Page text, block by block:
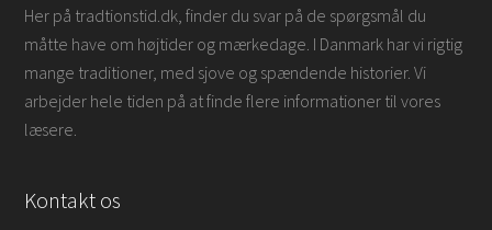
Her på tradtionstid.dk, finder du svar på de spørgsmål du
måtte have om højtider og mærkedage. I Danmark har vi rigtig
mange traditioner, med sjove og spændende historier. Vi
arbejder hele tiden på at finde flere informationer til vores
læsere.
Kontakt os